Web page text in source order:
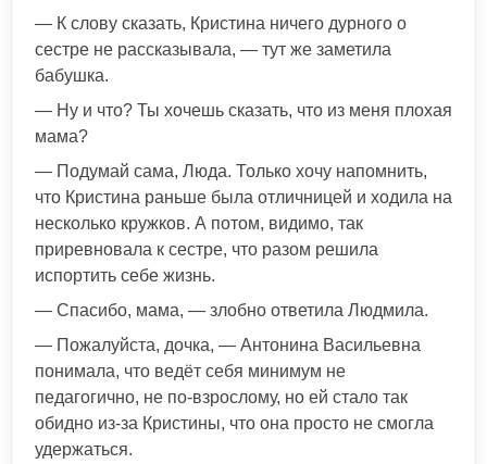
— К слову сказать, Кристина ничего дурного о
сестре не рассказывала, — тут же заметила
бабушка.
— Ну и что? Ты хочешь сказать, что из меня плохая
мама?
— Подумай сама, Люда. Только хочу напомнить,
что Кристина раньше была отличницей и ходила на
несколько кружков. А потом, видимо, так
приревновала к сестре, что разом решила
испортить себе жизнь.
— Спасибо, мама, — злобно ответила Людмила.
— Пожалуйста, дочка, — Антонина Васильевна
понимала, что ведёт себя минимум не
педагогично, не по-взрослому, но ей стало так
обидно из-за Кристины, что она просто не смогла
удержаться.